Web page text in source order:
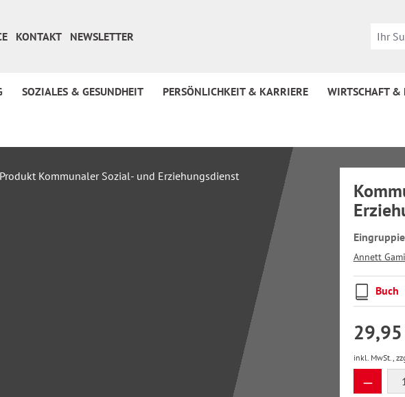
KONTAKT NEWSLETTER
SOZIALES & GESUNDHEIT PERSÖNLICHKEIT & KARRIERE WIRTSCHAFT
Annett
Buch
inkl. MwSt.,